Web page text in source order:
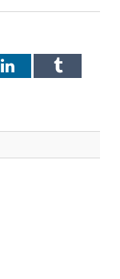
LinkedInTumblr